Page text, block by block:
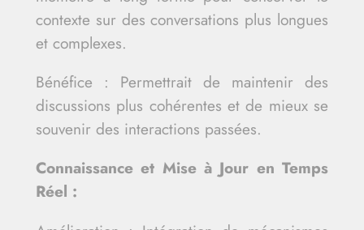
contexte sur des conversations plus longues
et complexes.
Bénéfice : Permettrait de maintenir des
discussions plus cohérentes et de mieux se
souvenir des interactions passées.
Connaissance et Mise à Jour en Temps
Réel :